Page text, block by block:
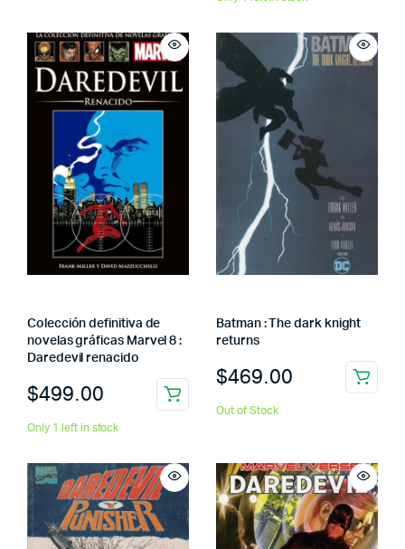
Colección definitiva de
novelas gráficas Marvel 8 :
Daredevil renacido
$499.00
Only 1 left in stock
Batman : The dark knight
returns
$469.00
Out of Stock